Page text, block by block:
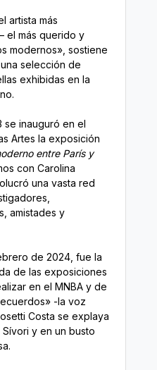
artista más
el más querido y
modernos», sostiene
selección de
exhibidas en la
se inauguró en el
Artes la exposición
entre París y
con Carolina
una vasta red
amistades y
de 2024, fue la
de las exposiciones
en el MNBA y de
-la voz
Costa se explaya
y en un busto